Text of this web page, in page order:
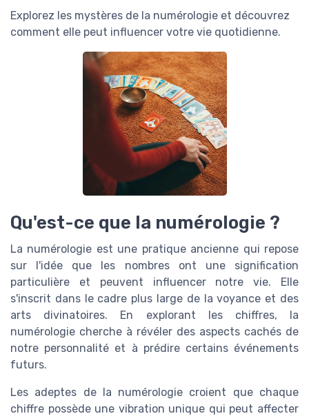
Explorez les mystères de la numérologie et découvrez
comment elle peut influencer votre vie quotidienne.
Qu'est-ce que la numérologie ?
La numérologie est une pratique ancienne qui repose
sur l'idée que les nombres ont une signification
particulière et peuvent influencer notre vie. Elle
s'inscrit dans le cadre plus large de la voyance et des
arts divinatoires. En explorant les chiffres, la
numérologie cherche à révéler des aspects cachés de
notre personnalité et à prédire certains événements
futurs.
Les adeptes de la numérologie croient que chaque
chiffre possède une vibration unique qui peut affecter